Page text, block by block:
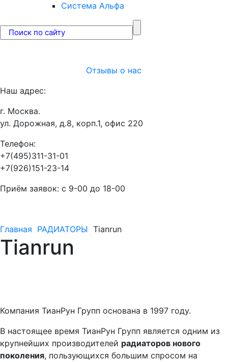
Система Альфа
Отзывы о нас
Наш адрес:
г. Москва.
ул. Дорожная, д.8, корп.1, офис 220
Телефон:
+7(495)311-31-01
+7(926)151-23-14
Приём заявок: с 9-00 до 18-00
Главная РАДИАТОРЫ Tianrun
Tianrun
Компания ТианРун Групп основана в 1997 году.
В настоящее время ТианРун Групп является одним из
крупнейших производителей радиаторов нового
поколения, пользующихся большим спросом на